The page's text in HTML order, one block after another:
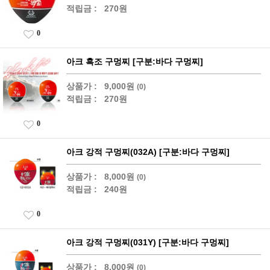
적립금 :
270원
0
아크 흑조 구멍찌 [구분:바다 구멍찌]
상품가 : 9,000원 (0)
적립금 : 270원
0
아크 강적 구멍찌(032A) [구분:바다 구멍찌]
상품가 : 8,000원 (0)
적립금 : 240원
0
아크 강적 구멍찌(031Y) [구분:바다 구멍찌]
상품가 : 8,000원 (0)